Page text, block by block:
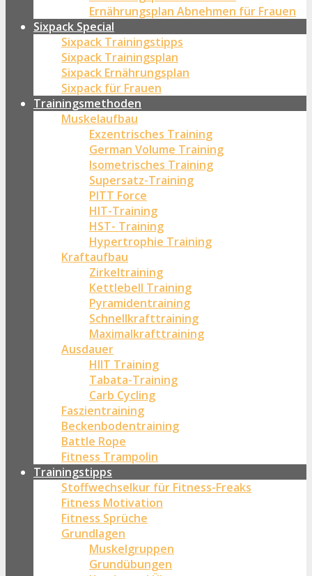
Ernährungsplan Abnehmen für Frauen
Sixpack Special
Sixpack Trainingstipps
Sixpack Trainingsplan
Sixpack Ernährungsplan
Sixpack für Frauen
Trainingsmethoden
Muskelaufbau
Exzentrisches Training
German Volume Training
Isometrisches Training
Supersatz-Training
PITT Force
HIT-Training
HST- Training
Hypertrophie Training
Kraftaufbau
Zirkeltraining
Kettlebell Training
Pyramidentraining
Schnellkrafttraining
Maximalkrafttraining
Ausdauer
HIIT Training
Tabata-Training
Carb Cycling
Faszientraining
Beckenbodentraining
Battle Rope
Fitness Trampolin
Trainingstipps
Stoffwechselkur für Fitness-Freaks
Fitness Motivation
Fitness Sprüche
Grundlagen
Muskelgruppen
Grundübungen